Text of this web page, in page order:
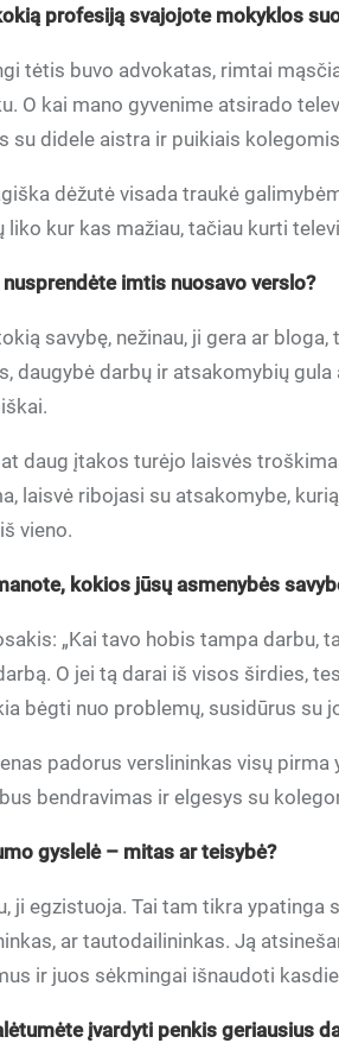
profesiją svajojote mokyklos
tėtis buvo advokatas, rimtai
O kai mano gyvenime atsirado
su didele aistra ir puikiais
dėžutė visada traukė
liko kur kas mažiau, tačiau kurti
imtis nuosavo verslo?
savybę, nežinau, ji gera ar
daugybė darbų ir atsakomybių
daug įtakos turėjo laisvės
laisvė ribojasi su atsakomybe,
vieno.
kokios jūsų asmenybės
„Kai tavo hobis tampa darbu,
O jei tą darai iš visos širdies,
bėgti nuo problemų, susidūrus su
padorus verslininkas visų
bendravimas ir elgesys su
gyslelė – mitas ar teisybė?
ji egzistuoja. Tai tam tikra ypatinga
ar tautodailininkas. Ją
ir juos sėkmingai išnaudoti
įvardyti penkis geriausius